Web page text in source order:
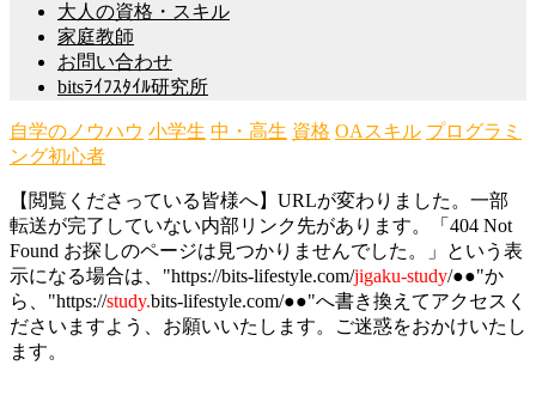
大人の資格・スキル
家庭教師
お問い合わせ
bitsﾗｲﾌｽﾀｲﾙ研究所
自学のノウハウ 小学生 中・高生 資格 OAスキル プログラミ
ング初心者
【閲覧くださっている皆様へ】URLが変わりました。一部
転送が完了していない内部リンク先があります。「404 Not
Found お探しのページは見つかりませんでした。」という表
示になる場合は、"https://bits-lifestyle.com/jigaku-study/●●"か
ら、"https://study.bits-lifestyle.com/●●"へ書き換えてアクセスく
ださいますよう、お願いいたします。ご迷惑をおかけいたし
ます。